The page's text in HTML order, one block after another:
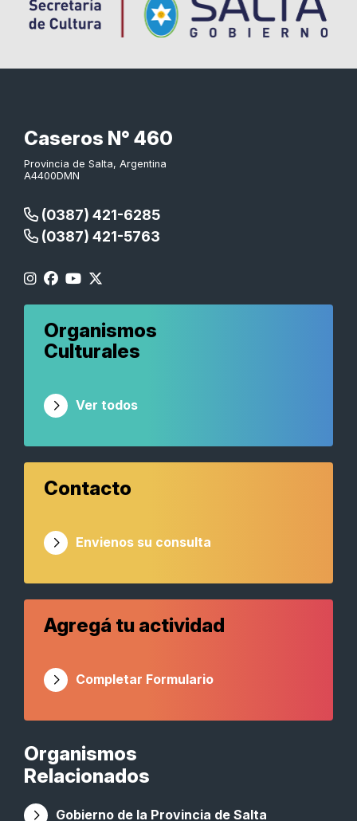
Caseros N° 460
Provincia de Salta, Argentina
A4400DMN
(0387) 421-6285
(0387) 421-5763
Organismos
Relacionados
Gobierno de la Provincia de Salta
Organismos
Culturales
Ver todos
Contacto
Envienos su consulta
Agregá tu actividad
Completar Formulario